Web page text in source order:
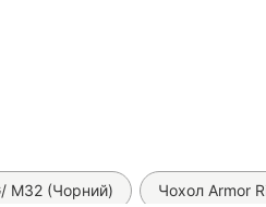
M32 (Чорний) Чохол Armor